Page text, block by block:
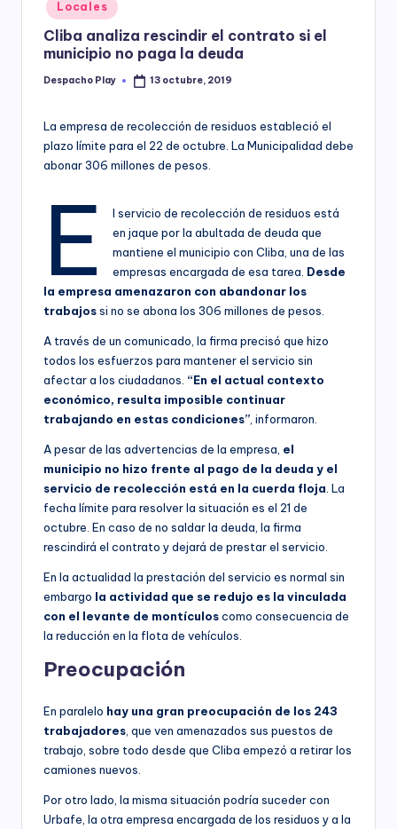
y
in
Locales
Cliba analiza rescindir el contrato si el
municipio no paga la deuda
Posted
Despacho Play 13 octubre, 2019
La empresa de recolección de residuos estableció el
plazo límite para el 22 de octubre. La Municipalidad debe
abonar 306 millones de pesos.
E
l servicio de recolección de residuos está
en jaque por la abultada de deuda que
mantiene el municipio con Cliba, una de las
empresas encargada de esa tarea. Desde
la empresa amenazaron con abandonar los
trabajossi no se abona los 306 millones de pesos.
A través de un comunicado, la firma precisó que hizo
todos los esfuerzos para mantener el servicio sin
afectar a los ciudadanos. “En el actual contexto
económico, resulta imposible continuar
trabajando en estas condiciones” , informaron.
A pesar de las advertencias de la empresa, el
municipio no hizo frente al pago de la deuda y el
servicio de recolección está en la cuerda floja . La
fecha límite para resolver la situación es el 21 de
octubre. En caso de no saldar la deuda, la firma
rescindirá el contrato y dejará de prestar el servicio.
En la actualidad la prestación del servicio es normal sin
embargo la actividad que se redujo es la vinculada
con el levante de montículoscomo consecuencia de
la reducción en la flota de vehículos.
Preocupación
En paralelo hay una gran preocupación de los 243
trabajadores , que ven amenazados sus puestos de
trabajo, sobre todo desde que Cliba empezó a retirar los
camiones nuevos.
Por otro lado, la misma situación podría suceder con
Urbafe, la otra empresa encargada de los residuos y a la